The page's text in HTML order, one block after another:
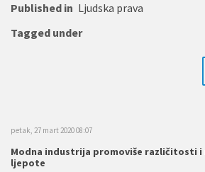
Published in Ljudska prava
Tagged under
petak, 27 mart 2020 08:07
Modna industrija promoviše različitosti i
ljepote